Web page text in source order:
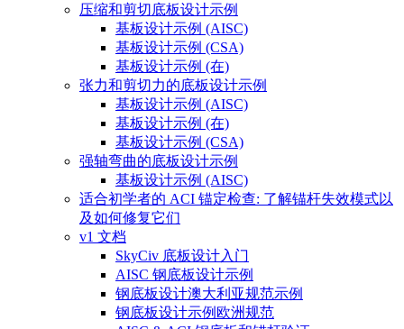
压缩和剪切底板设计示例
基板设计示例 (AISC)
基板设计示例 (CSA)
基板设计示例 (在)
张力和剪切力的底板设计示例
基板设计示例 (AISC)
基板设计示例 (在)
基板设计示例 (CSA)
强轴弯曲的底板设计示例
基板设计示例 (AISC)
适合初学者的 ACI 锚定检查: 了解锚杆失效模式以
及如何修复它们
v1 文档
SkyCiv 底板设计入门
AISC 钢底板设计示例
钢底板设计澳大利亚规范示例
钢底板设计示例欧洲规范